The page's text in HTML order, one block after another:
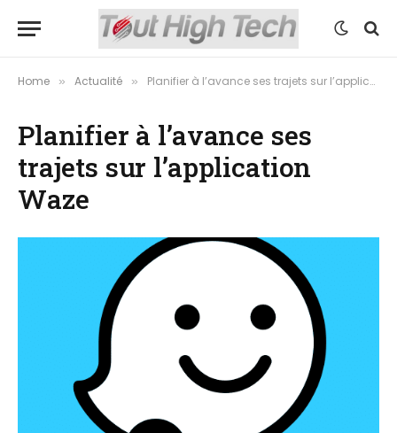
Home » Actualité » Planifier à l’avance ses trajets sur l’application Waze
Planifier à l’avance ses
trajets sur l’application
Waze